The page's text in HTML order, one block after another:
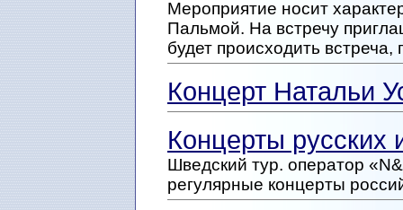
Мероприятие носит
Пальмой. На встречу
будет происходить
Концерт Натальи
Концерты русских
Шведский тур. оператор
регулярные концерты